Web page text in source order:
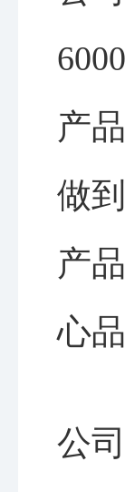
产
做
产
心品
公